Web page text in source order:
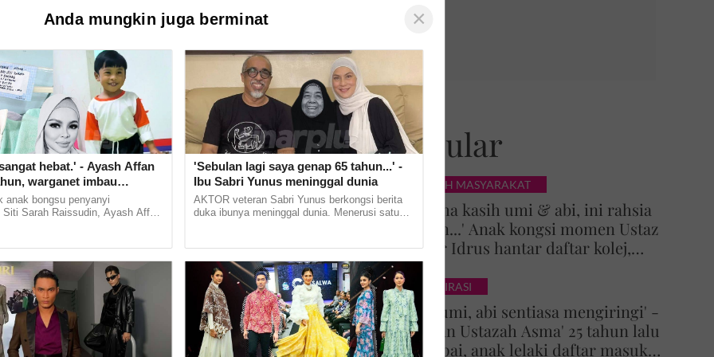
Popular
KISAH MASYARAKAT
'Terima kasih umi & abi, ini rahsia
Tuhan...' Anak kongsi momen Ustaz
Azhar Idrus hantar daftar kolej,
luahan hati undang sebak!
INSPIRASI
'Doa umi, abi sentiasa mengiringi' -
Impian Ustazah Asma' 25 tahun lalu
tercapai, anak lelaki daftar masuk
Anda mungkin juga berminat ×
hebat.' - Ayash Affan
warganet imbau
Siti Sarah
anak bongsu penyanyi
Siti Sarah Raissudin, Ayash Affan
'Sebulan lagi saya genap 65 tahun...' -
Ibu Sabri Yunus meninggal dunia
AKTOR veteran Sabri Yunus berkongsi berita
duka ibunya meninggal dunia. Menerusi satu